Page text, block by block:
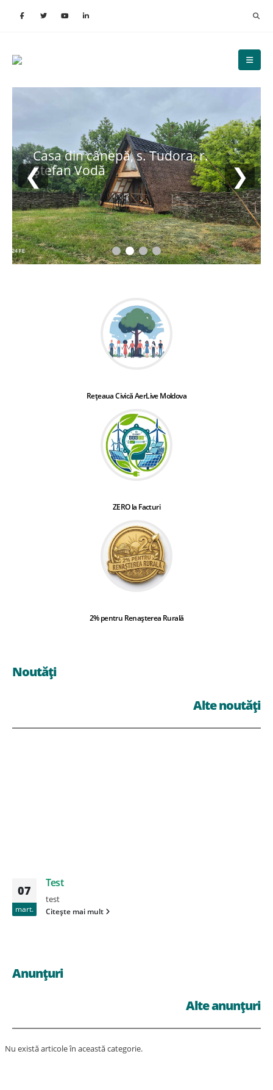
Casa din cânepă, s. Tudora, r.
Ștefan Vodă
❮ ❯
Rețeaua Civică AerLive Moldova
ZERO la Facturi
2% pentru Renașterea Rurală
Noutăți
Alte noutăți
07
mart.
Test
test
Citește mai mult
Anunțuri
Alte anunțuri
Nu există articole în această categorie.